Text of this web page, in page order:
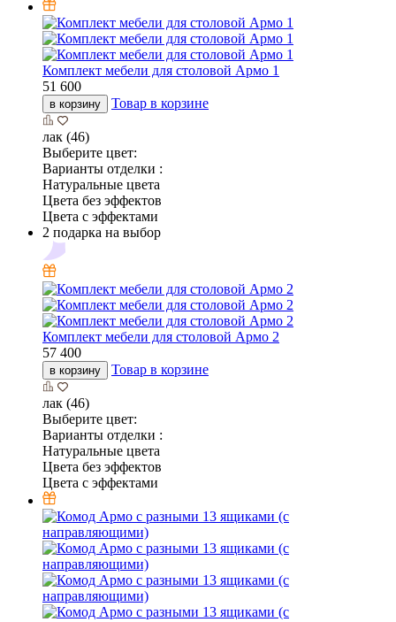
Комплект мебели для столовой Армо 1
51 600
в корзину Товар в корзине
лак (46)
Выберите цвет:
Варианты отделки :
Натуральные цвета
Цвета без эффектов
Цвета с эффектами
2 подарка на выбор
Комплект мебели для столовой Армо 2
57 400
в корзину Товар в корзине
лак (46)
Выберите цвет:
Варианты отделки :
Натуральные цвета
Цвета без эффектов
Цвета с эффектами